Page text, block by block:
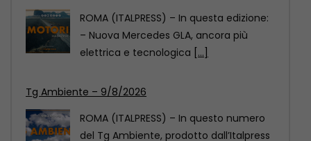
ROMA (ITALPRESS) – In questo numero
del Tg Ambiente, prodotto dall’Italpress
in collaborazione con TeleAmbiente:
Xinjiang, giovani calciatori cinesi e statunitensi si
incontrano grazie a sport
Uno scambio calcistico giovanile tra